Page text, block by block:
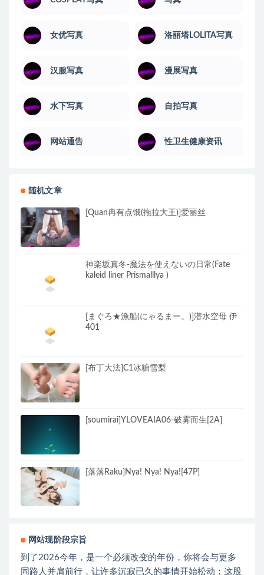
女优写真 洛丽塔LOLITA写真
汉服写真 漫展写真
水下写真 自拍写真
网站通告 性卫生健康资讯
随机文章
[Quan冉有点饿(拖拉大王)]爱丽丝
神楽坂真冬-魔法を使えないの日常(Fate
kaleid liner Prismalllya )
[まぐろ★漁船(にゃるまー。)]潜水空母 伊
401
[布丁大法]C1冰糖雪梨
[soumirai]YLOVEAIA06-破雾而生[2A]
[落落Raku]Nya! Nya! Nya![47P]
网站现阶段宗旨
到了2026今年，是一个必须改变的年份，你将会与更多
同路人并肩前行，让许多沉寂已久的事情开始松动；这股